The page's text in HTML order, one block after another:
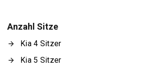
Anzahl Sitze
Kia 4 Sitzer
Kia 5 Sitzer